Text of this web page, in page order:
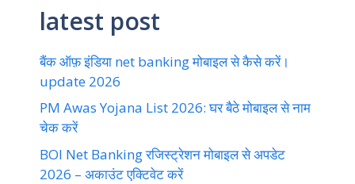
latest post
बैंक ऑफ़ इंडिया net banking मोबाइल से कैसे करें।
update 2026
PM Awas Yojana List 2026: घर बैठे मोबाइल से नाम
चेक करें
BOI Net Banking रजिस्ट्रेशन मोबाइल से अपडेट
2026 – अकाउंट एक्टिवेट करें